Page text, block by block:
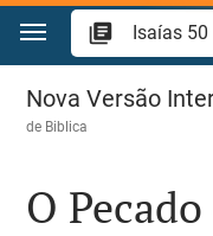
Ir para o conteúdo
Isaías 50
Nova Versão
de Biblica
O